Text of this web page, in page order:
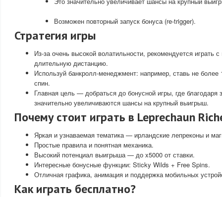
Возможен повторный запуск бонуса (re-trigger).
Стратегия игры
Из-за очень высокой волатильности, рекомендуется играть с
длительную дистанцию.
Используй банкролл-менеджмент: например, ставь не более
спин.
Главная цель — добраться до бонусной игры, где благодаря
значительно увеличиваются шансы на крупный выигрыш.
Почему стоит играть в Leprechaun
Яркая и узнаваемая тематика — ирландские лепреконы и
Простые правила и понятная механика.
Высокий потенциал выигрыша — до x5000 от ставки.
Интересные бонусные функции: Sticky Wilds + Free Spins.
Отличная графика, анимация и поддержка мобильных
Как играть бесплатно?